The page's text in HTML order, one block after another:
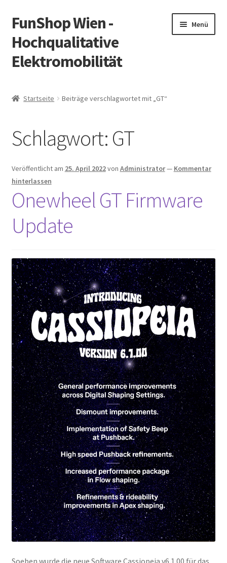
Zur
Navigation
springen
Zum
Inhalt
springen
FunShop Wien -
Hochqualitative
Elektromobilität
Menü
Vorsicht Internetbetrug
Über FunShop
öffnen
Impressum
Zum Onlineshop in der Web Version
Startseite Beiträge verschlagwortet mit „GT“
Schlagwort: GT
Veröffentlicht am 25. April 2022von Administrator— Kommentar
hinterlassen
Onewheel GT Firmware
Update
Soeben wurde die neue Software Cassiopeia v6.1.00 für das